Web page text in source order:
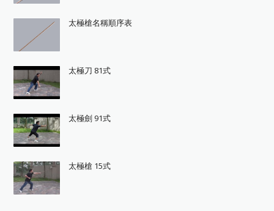
太極槍名稱順序表
太極刀 81式
太極劍 91式
太極槍 15式